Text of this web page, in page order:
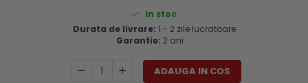
Casti si antifoane protectieIn stoc
Durata de livrare: 1 - 2 zile lucratoare
Garantie: 2 ani
ADAUGA IN COS